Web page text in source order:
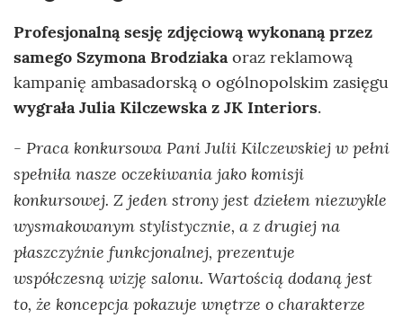
Profesjonalną sesję zdjęciową wykonaną przez
samego Szymona Brodziakaoraz reklamową
kampanię ambasadorską o ogólnopolskim zasięgu
wygrała Julia Kilczewska z JK Interiors.
- Praca konkursowa Pani Julii Kilczewskiej w pełni
spełniła nasze oczekiwania jako komisji
konkursowej. Z jeden strony jest dziełem niezwykle
wysmakowanym stylistycznie, a z drugiej na
płaszczyźnie funkcjonalnej, prezentuje
współczesną wizję salonu. Wartością dodaną jest
to, że koncepcja pokazuje wnętrze o charakterze